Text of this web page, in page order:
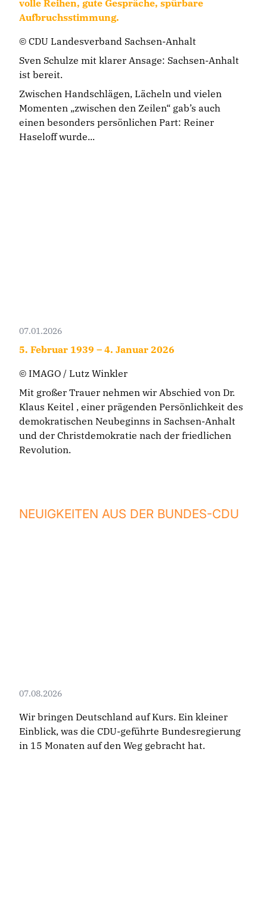
volle Reihen, gute Gespräche, spürbare
Aufbruchsstimmung.
© CDU Landesverband Sachsen-Anhalt
Sven Schulze mit klarer Ansage: Sachsen-Anhalt
ist bereit.
Zwischen Handschlägen, Lächeln und vielen
Momenten „zwischen den Zeilen“ gab’s auch
einen besonders persönlichen Part: Reiner
Haseloff wurde...
07.01.2026
5. Februar 1939 – 4. Januar 2026
© IMAGO / Lutz Winkler
Mit großer Trauer nehmen wir Abschied von Dr.
Klaus Keitel , einer prägenden Persönlichkeit des
demokratischen Neubeginns in Sachsen-Anhalt
und der Christdemokratie nach der friedlichen
Revolution.
NEUIGKEITEN AUS DER BUNDES-CDU
07.08.2026
Wir bringen Deutschland auf Kurs. Ein kleiner
Einblick, was die CDU-geführte Bundesregierung
in 15 Monaten auf den Weg gebracht hat.